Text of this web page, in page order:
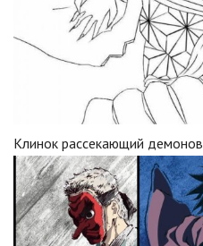
Клинок рассекающий демонов